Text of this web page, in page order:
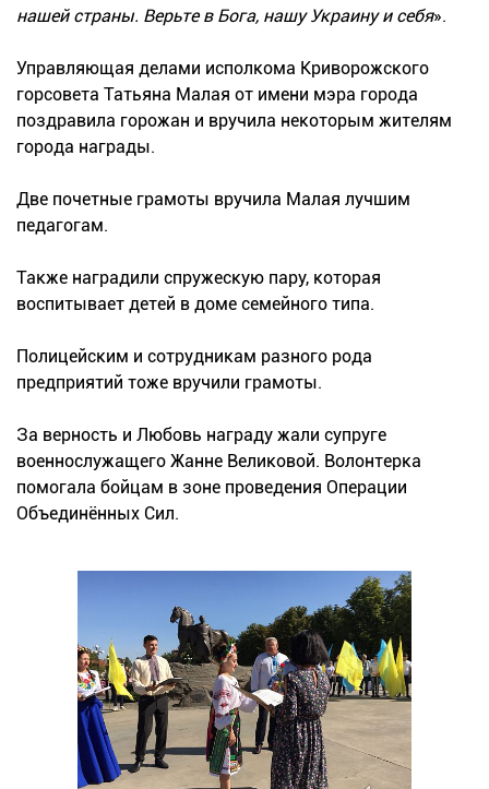
нашей страны. Верьте в Бога, нашу Украину и себя».
Управляющая делами исполкома Криворожского
горсовета Татьяна Малая от имени мэра города
поздравила горожан и вручила некоторым жителям
города награды.
Две почетные грамоты вручила Малая лучшим
педагогам.
Также наградили спружескую пару, которая
воспитывает детей в доме семейного типа.
Полицейским и сотрудникам разного рода
предприятий тоже вручили грамоты.
За верность и Любовь награду жали супруге
военнослужащего Жанне Великовой. Волонтерка
помогала бойцам в зоне проведения Операции
Объединённых Сил.